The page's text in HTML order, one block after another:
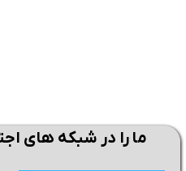
ما را در شبکه های